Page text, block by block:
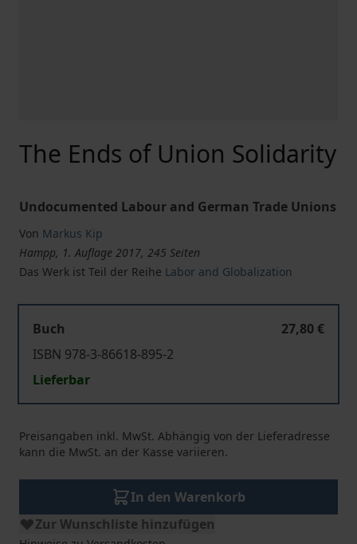
The Ends of Union Solidarity
Undocumented Labour and German Trade Unions
Von Markus Kip
Hampp, 1. Auflage 2017, 245 Seiten
Das Werk ist Teil der Reihe Labor and Globalization
Buch
27,80 €
ISBN 978-3-86618-895-2
Lieferbar
Preisangaben inkl. MwSt. Abhängig von der Lieferadresse
kann die MwSt. an der Kasse variieren.
In den Warenkorb
Zur Wunschliste hinzufügen